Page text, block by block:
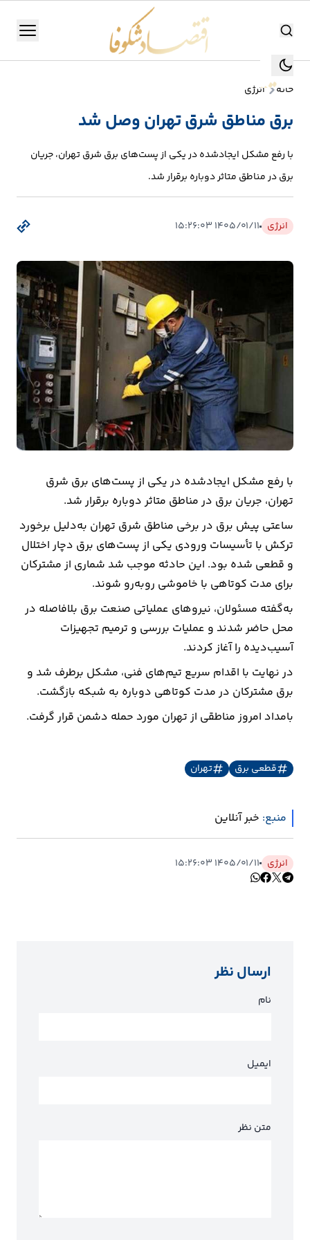
جستجو جستجو
منو
تولید
و
انرژی
بانک،
بیمه
بازار
و
تجارت
کشاورزی
راه
و
مسکن
ایران
ارتباطات
خودرو
عمومی
نوتیف
شناور
خانه انرژی
برق مناطق شرق تهران وصل شد
با رفع مشکل ایجادشده در یکی از پست‌های برق شرق تهران، جریان
برق در مناطق متاثر دوباره برقرار شد.
انرژی ۱۴۰۵/۰۱/۱۱ ۱۵:۲۶:۰۳
با رفع مشکل ایجادشده در یکی از پست‌های برق شرق
تهران، جریان برق در مناطق متاثر دوباره برقرار شد.
ساعتی پیش برق در برخی مناطق شرق تهران به‌دلیل برخورد
ترکش با تأسیسات ورودی یکی از پست‌های برق دچار اختلال
و قطعی شده بود. این حادثه موجب شد شماری از مشترکان
برای مدت کوتاهی با خاموشی روبه‌رو شوند.
به‌گفته مسئولان، نیروهای عملیاتی صنعت برق بلافاصله در
محل حاضر شدند و عملیات بررسی و ترمیم تجهیزات
آسیب‌دیده را آغاز کردند.
در نهایت با اقدام سریع تیم‌های فنی، مشکل برطرف شد و
برق مشترکان در مدت کوتاهی دوباره به شبکه بازگشت.
بامداد امروز مناطقی از تهران مورد حمله دشمن قرار گرفت.
قطعی برق تهران
منبع: خبر آنلاین
انرژی ۱۴۰۵/۰۱/۱۱ ۱۵:۲۶:۰۳
ارسال نظر
نام
ایمیل
متن نظر